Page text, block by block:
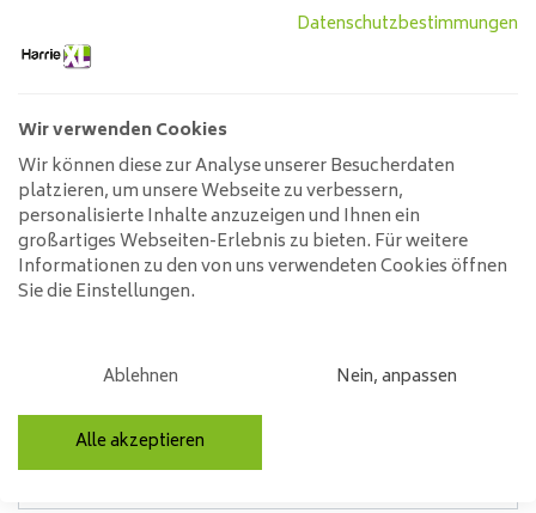
Bewertungen
average of 0 review(s)
Kein Bewertungen
Lesen oder schreiben Sie einen Kommentar
Schreiben Sie eine Bewertung!
Name*
Datenschutzbestimmungen
Wir verwenden Cookies
Wir können diese zur Analyse unserer Besucherdaten
platzieren, um unsere Webseite zu verbessern,
personalisierte Inhalte anzuzeigen und Ihnen ein
großartiges Webseiten-Erlebnis zu bieten. Für weitere
Informationen zu den von uns verwendeten Cookies öffnen
Sie die Einstellungen.
Ablehnen Nein, anpassen
Alle akzeptieren